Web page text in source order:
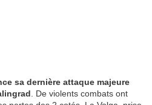
sa dernière attaque majeure
. De violents combats ont